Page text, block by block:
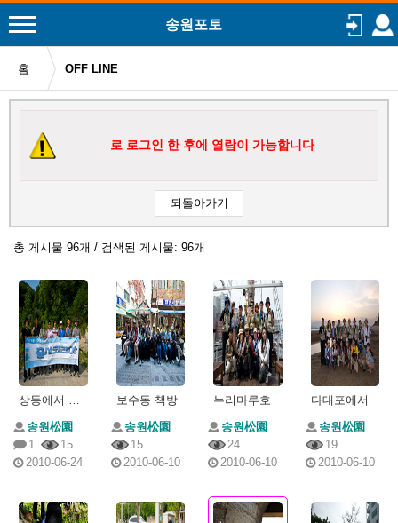
송원포토
홈 OFF LINE
로 로그인 한 후에 열람이 가능합니다
총 게시물 96개 / 검색된 게시물: 96개
상동에서 만난멋진분들
송원松園
1
15
2010-06-24
보수동 책방
송원松園
15
2010-06-10
누리마루호
송원松園
24
2010-06-10
다대포에서
송원松園
19
2010-06-10